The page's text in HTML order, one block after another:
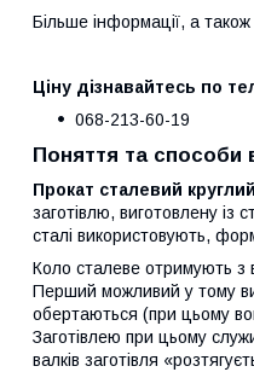
Більше інформації, а
Ціну дізнавайтесь по
068-213-60-19
Поняття та способи
Прокат сталевий круглий
заготівлю, виготовлену із
сталі використовують,
Коло сталеве отримують з
Перший можливий у тому
обертаються (при цьому
Заготівлею при цьому
валків заготівля